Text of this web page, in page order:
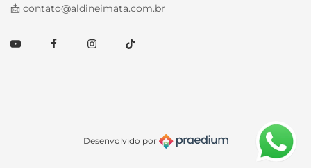
📩 contato@aldineimata.com.br
YoutubeFacebookInstagramTikTok
Desenvolvido por